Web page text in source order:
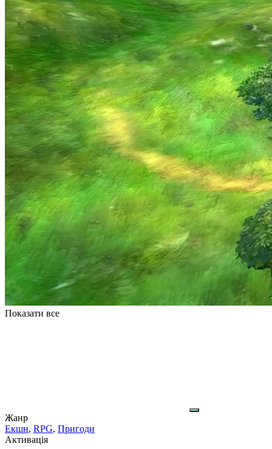
Показати все
Жанр
Екшн, RPG, Пригоди
Активація